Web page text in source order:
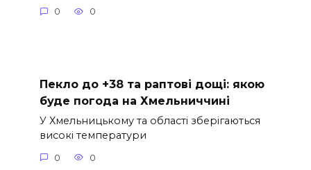
0 0
Пекло до +38 та раптові дощі: якою
буде погода на Хмельниччині
У Хмельницькому та області зберігаються
високі температури
0 0